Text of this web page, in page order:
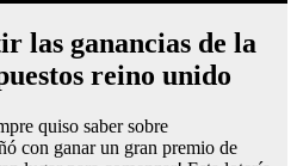
las ganancias de la
reino unido
quiso saber sobre
con ganar un gran premio de